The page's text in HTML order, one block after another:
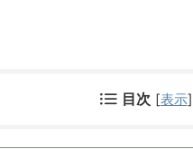
目次 [表示]